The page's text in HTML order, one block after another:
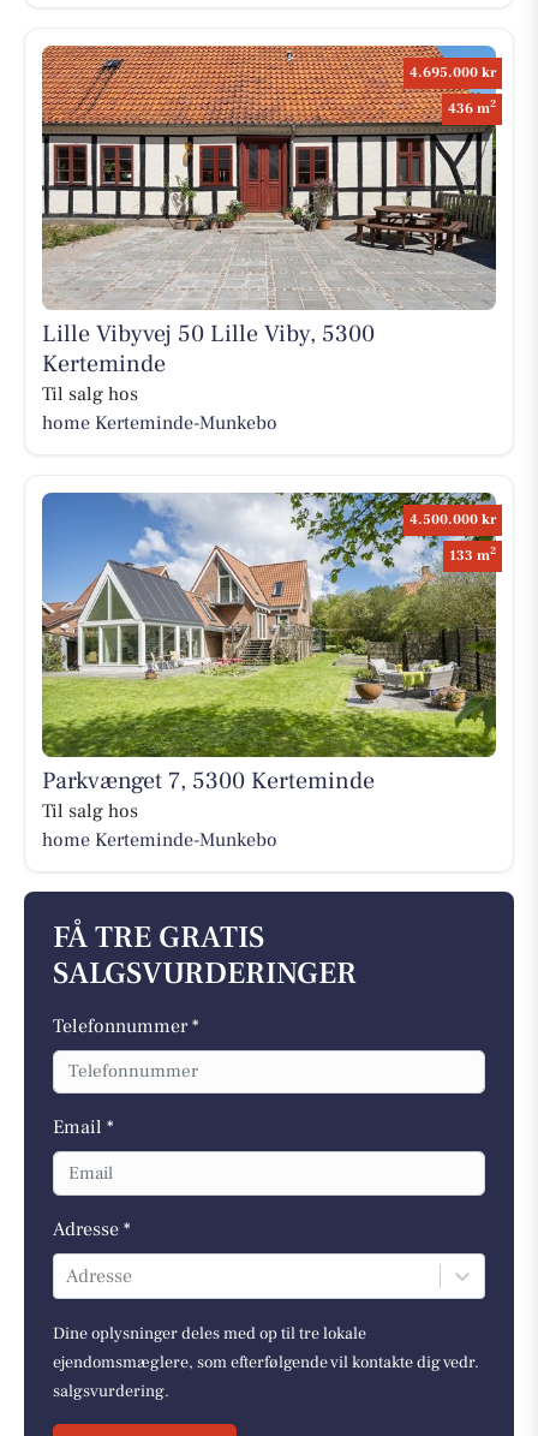
4.695.000 kr
436 m2
Lille Vibyvej 50 Lille Viby, 5300
Kerteminde
Til salg hos
home Kerteminde-Munkebo
4.500.000 kr
133 m2
Parkvænget 7, 5300 Kerteminde
Til salg hos
home Kerteminde-Munkebo
FÅ TRE GRATIS
SALGSVURDERINGER
Telefonnummer *
Email *
Adresse *
Adresse
Dine oplysninger deles med op til tre lokale
ejendomsmæglere, som efterfølgende vil kontakte dig vedr.
salgsvurdering.